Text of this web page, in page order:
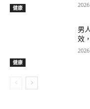
健康
健康
男
效